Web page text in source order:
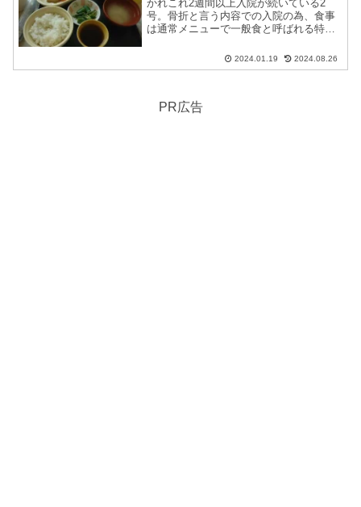
かれこれ2週間以上入院が続いている2
号。骨折と言う内容での入院の為、食事
は通常メニューで一般食と呼ばれる特に
ます。そして、入院中でやる事もないの
で家族とのLINE連絡のネタに何故か毎食
2024.01.19 2024.08.26
PR広告